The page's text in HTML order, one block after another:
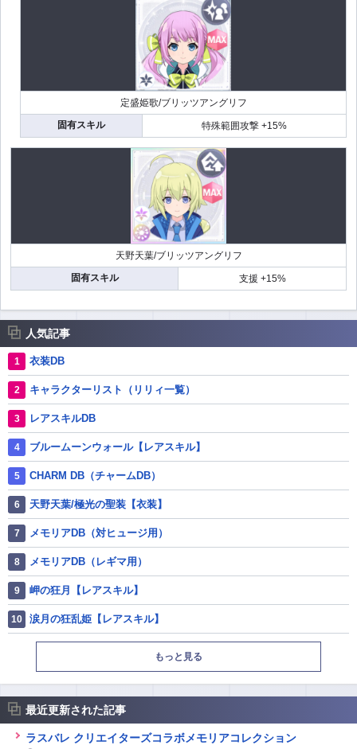
定盛姫歌/ブリッツアングリフ
固有スキル
特殊範囲攻撃 +15%
天野天葉/ブリッツアングリフ
固有スキル
支援 +15%
人気記事
衣装DB
キャラクターリスト（リリィ一覧）
レアスキルDB
ブルームーンウォール【レアスキル】
CHARM DB（チャームDB）
天野天葉/極光の聖装【衣装】
メモリアDB（対ヒュージ用）
メモリアDB（レギマ用）
岬の狂月【レアスキル】
涙月の狂乱姫【レアスキル】
もっと見る
最近更新された記事
ラスバレ クリエイターズコラボメモリアコレクション